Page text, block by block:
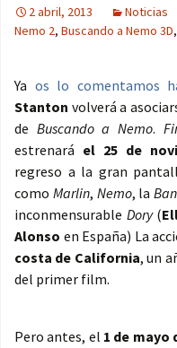
2 abril, 2013 Noticias
Nemo 2, Buscando a Nemo 3D,
Ya os lo comentamos
Stanton volverá a
de Buscando a Nemo.
estrenará el 25 de
regreso a la gran
como Marlin, Nemo, la
inconmensurable Dory(
Alonso en España) La
costa de California, un
del primer film.
Pero antes, el 1 de mayo